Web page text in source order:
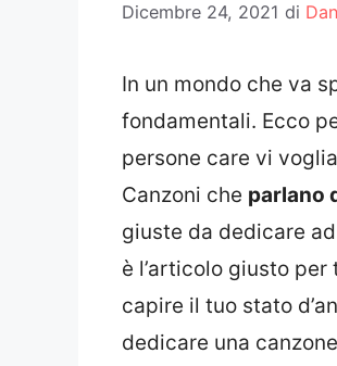
Dicembre 24, 2021 di
In un mondo che va
fondamentali. Ecco
persone care vi
Canzoni che parlano
giuste da dedicare
è l’articolo giusto
capire il tuo stato
dedicare una